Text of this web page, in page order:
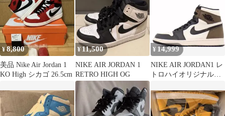
¥8,800
美品 Nike Air Jordan 1
KO High シカゴ 26.5cm
¥11,500
NIKE AIR JORDAN 1
RETRO HIGH OG
¥ 14,999
NIKE AIR JORDAN1 レ
トロハイオリジナルダ